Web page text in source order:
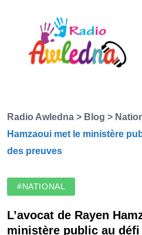
Radio Awledna > Blog >
Hamzaoui met le ministère
des preuves
#NATIONAL
L’avocat de Rayen
ministère public au